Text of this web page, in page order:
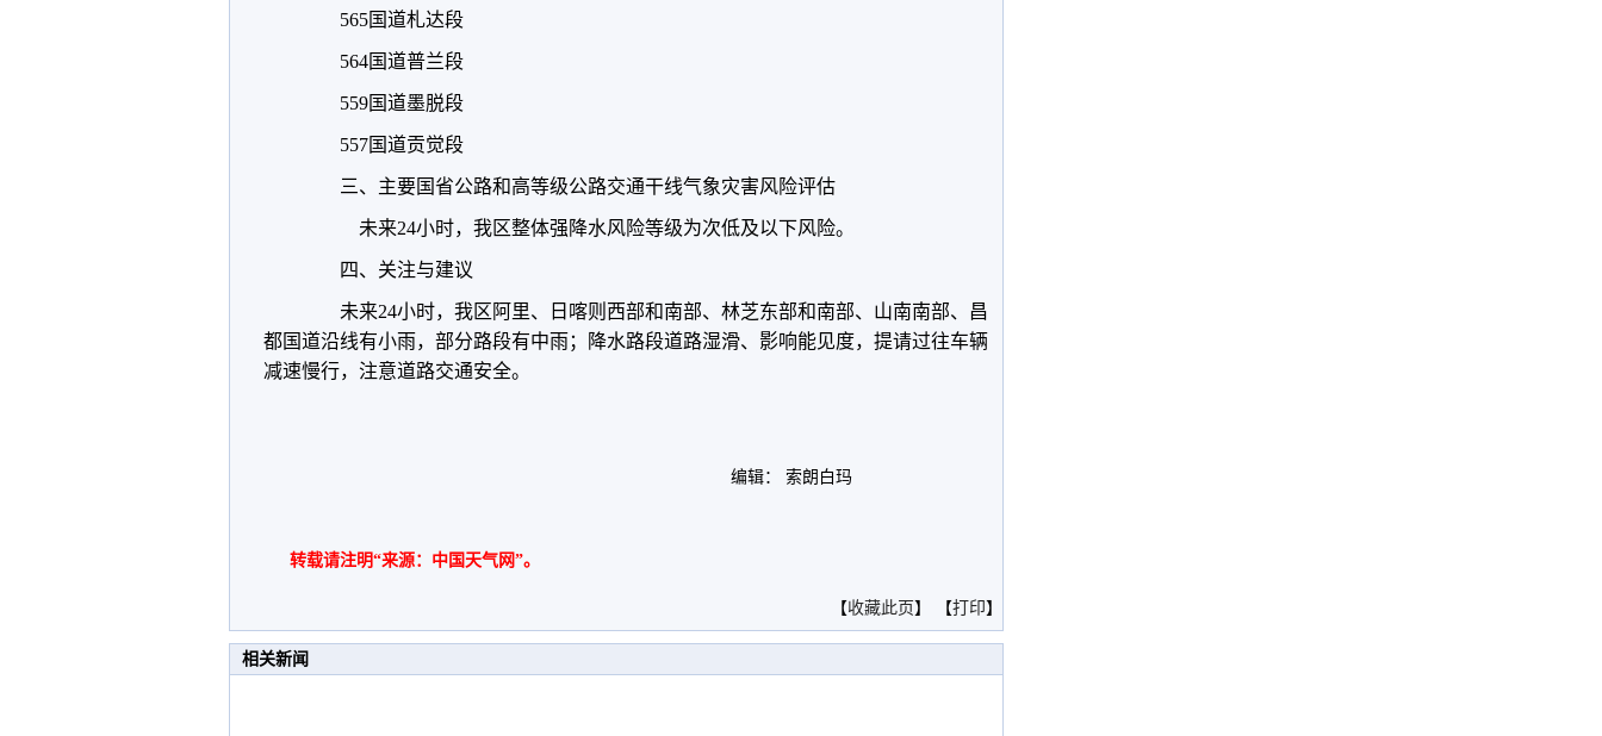
565国道札达段
564国道普兰段
559国道墨脱段
557国道贡觉段
三、主要国省公路和高等级公路交通干线气象灾害风险评估
未来24小时，我区整体强降水风险等级为次低及以下风险。
四、关注与建议
未来24小时，我区阿里、日喀则西部和南部、林芝东部和南部、山南南部、昌
都国道沿线有小雨，部分路段有中雨；降水路段道路湿滑、影响能见度，提请过往车辆
减速慢行，注意道路交通安全。
编辑： 索朗白玛
转载请注明“来源：中国天气网”。
【收藏此页 】 【打印】
相关新闻